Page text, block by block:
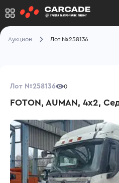
Аукцион Лот №258136
Лот №258136 0
FOTON, AUMAN, 4х2,